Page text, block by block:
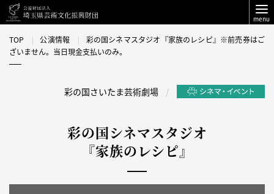
menu
TOP 公演情報
彩の国シネマスタジオ『家族のレシピ』※前売券はご
ざいません。当日現金支払いのみ。
彩の国さいたま芸術劇場
彩の国シネマスタジオ
『家族のレシピ』